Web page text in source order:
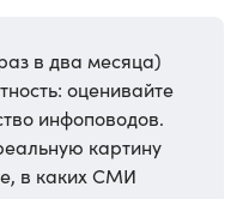
в два месяца)
оценивайте
инфоповодов.
картину
в каких СМИ